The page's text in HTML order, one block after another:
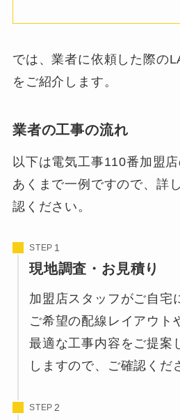
では、業者に依頼した際の
をご紹介します。
業者の工事の流れ
以下は電気工事110番加盟
あくまで一例ですので、詳
認ください。
STEP
現地調査・お見積り
加盟店スタッフがご自宅
ご希望の配線レイアウト
最適な工事内容をご提案
しますので、ご確認くだ
STEP